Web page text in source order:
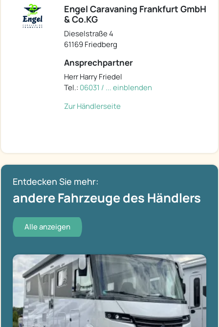
Engel Caravaning Frankfurt GmbH
& Co.KG
Dieselstraße 4
61169 Friedberg
Ansprechpartner
Herr Harry Friedel
Tel.: 06031 / ... einblenden
Zur Händlerseite
Entdecken Sie mehr:
andere Fahrzeuge des Händlers
Alle anzeigen